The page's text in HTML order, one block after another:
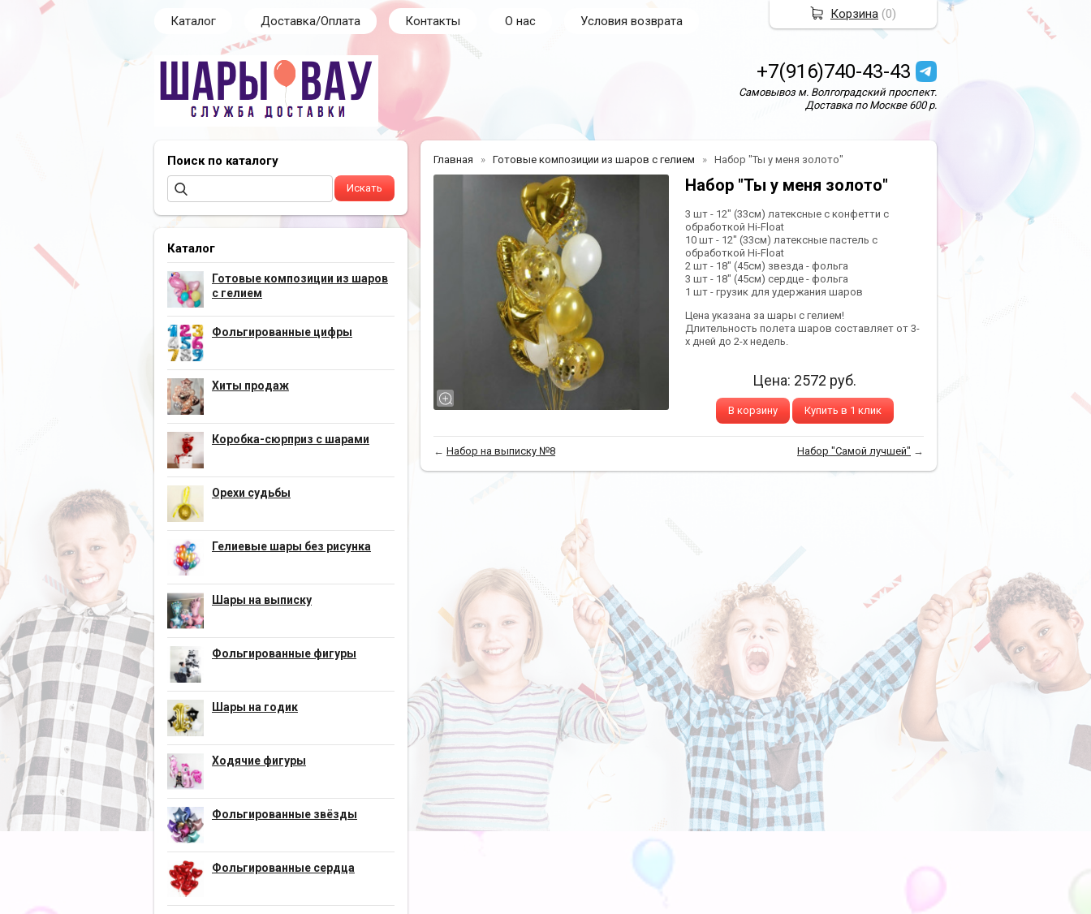
Каталог Доставка/Оплата Контакты О нас Условия возврата
+7(916)740-43-43
Самовывоз м. Волгоградский проспект.
Доставка по Москве 600 р.
Поиск по каталогу
Каталог
Готовые композиции из шаров
с гелием
Фольгированные цифры
Хиты продаж
Коробка-сюрприз с шарами
Орехи судьбы
Гелиевые шары без рисунка
Шары на выписку
Фольгированные фигуры
Шары на годик
Ходячие фигуры
Фольгированные звёзды
Фольгированные сердца
Главная Готовые композиции из шаров с гелием Набор "Ты у меня золото"
Набор "Ты у меня золото"
3 шт - 12" (33см) латексные с конфетти с
обработкой Hi-Float
10 шт - 12" (33см) латексные пастель с
обработкой Hi-Float
2 шт - 18" (45см) звезда - фольга
3 шт - 18" (45см) сердце - фольга
1 шт - грузик для удержания шаров
Цена указана за шары с гелием!
Длительность полета шаров составляет от 3-
х дней до 2-х недель.
Цена: 2572 руб.
В корзину Купить в 1 клик
← Набор на выписку №8 Набор "Самой лучшей" →
Корзина (0)